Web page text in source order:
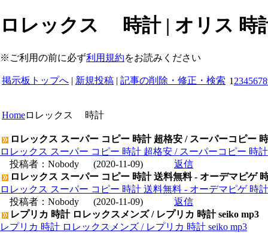
ロレックス 時計 | オリス 時
※ご利用の前に必ず利用規約をお読みください
掲示板トップへ | 新規投稿 | 記事の削除・修正・検索 1 2345678
Homeロレックス 時計
ロレックス スーパー コピー 時計 超格安 / スーパーコピー
ロレックス スーパー コピー 時計 超格安 / スーパーコピー 時
投稿者： Nobody (2020-11-09)
返信
ロレックス スーパー コピー 時計 送料無料 - オーデマピゲ
ロレックス スーパー コピー 時計 送料無料 - オーデマピゲ 時
投稿者： Nobody (2020-11-09)
返信
レプリカ 時計 ロレックスメンズ / レプリカ 時計 seiko mp3
レプリカ 時計 ロレックスメンズ / レプリカ 時計 seiko mp3